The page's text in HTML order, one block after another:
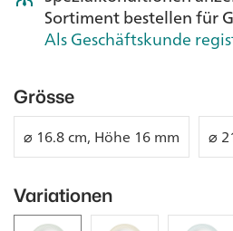
Sortiment bestellen für
Als Geschäftskunde
Grösse
⌀ 16.8 cm, Höhe 16 mm ⌀
Variationen